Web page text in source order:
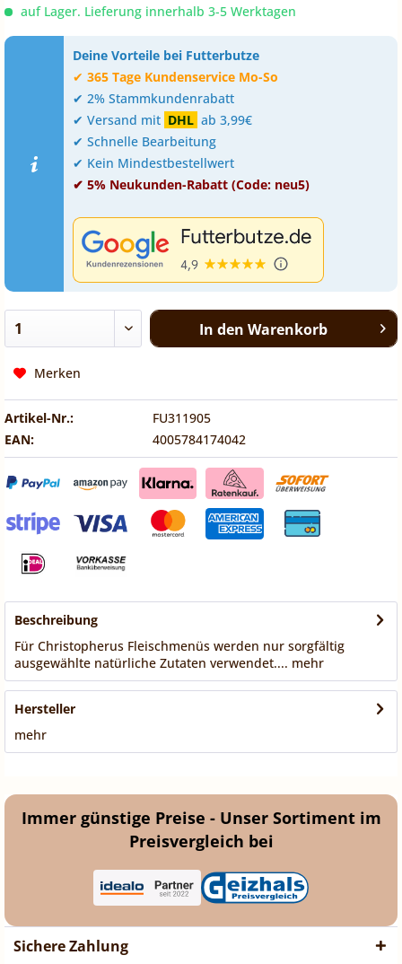
auf Lager. Lieferung innerhalb 3-5 Werktagen
Deine Vorteile bei Futterbutze
✔ 365 Tage Kundenservice Mo-So
✔ 2% Stammkundenrabatt
✔ Versand mit DHL ab 3,99€
✔ Schnelle Bearbeitung
✔ Kein Mindestbestellwert
✔ 5% Neukunden-Rabatt (Code: neu5)
In den Warenkorb
Merken
Artikel-Nr.:
FU311905
EAN:
4005784174042
Beschreibung
Für Christopherus Fleischmenüs werden nur sorgfältig
ausgewählte natürliche Zutaten verwendet.... mehr
Hersteller
mehr
Immer günstige Preise - Unser Sortiment im
Preisvergleich bei
Sichere Zahlung